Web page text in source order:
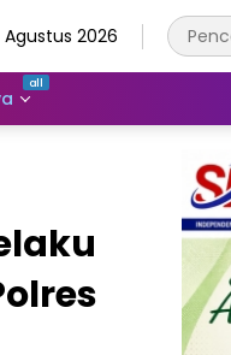
2026